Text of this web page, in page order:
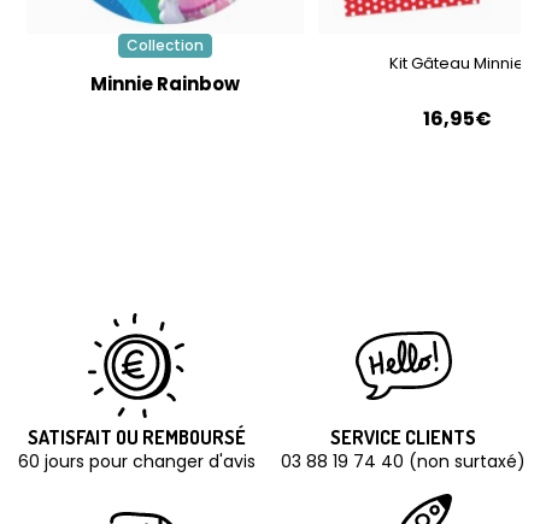
Collection
Minnie Rainbow
Kit Gâteau Minnie
16,95€
SATISFAIT OU REMBOURSÉ
60 jours pour changer d'avis
SERVICE CLIENTS
03 88 19 74 40 (non surtaxé)